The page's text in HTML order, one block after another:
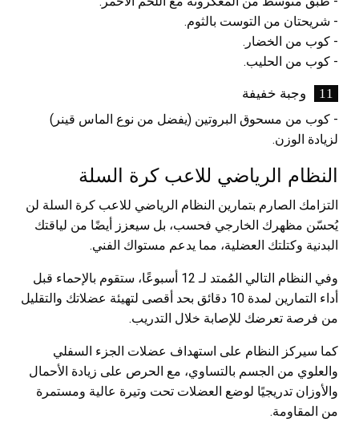
- شريحتان من التوست بالثوم.
- كوب من الخضار.
- كوب من الحليب.
وجبة خفيفة
- كوب من مسحوق البروتين (يفضل من نوع الماس قينر)
لزيادة الوزن.
النظام الرياضي للاعب كرة السلة
التزامك الصارم بتمارين النظام الرياضي للاعب كرة السلة لن
يُحسّن مظهرك الخارجي فحسب، بل سيعزز أيضًا من لياقتك
البدنية وكتلتك العضلية، مما يدعم مستواك الفني.
وفي النظام التالي المُمتد لـ 12 أسبوعًا، ستقوم بالإحماء قبل
أداء التمارين لمدة 10 دقائق بحد أقصى لتهيئة عضلاتك والتقليل
من فرصة تعرضك للإصابة خلال التدريب.
كما سيركز النظام على استهداف عضلات الجزء السفلي
والعلوي من الجسم بالتساوي، مع الحرص على زيادة الأحمال
والأوزان تدريجيًا لوضع العضلات تحت وتيرة عالية ومستمرة
من المقاومة.